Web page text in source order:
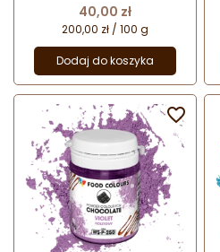
tłuszczu - WS-P-215 Food Colours
Cena
40,00 zł
200,00 zł / 100 g
Dodaj do koszyka
